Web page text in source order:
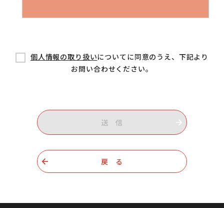
個人情報の取り扱いについてに同意のうえ、下記より
お問い合わせください。
送 信
戻 る